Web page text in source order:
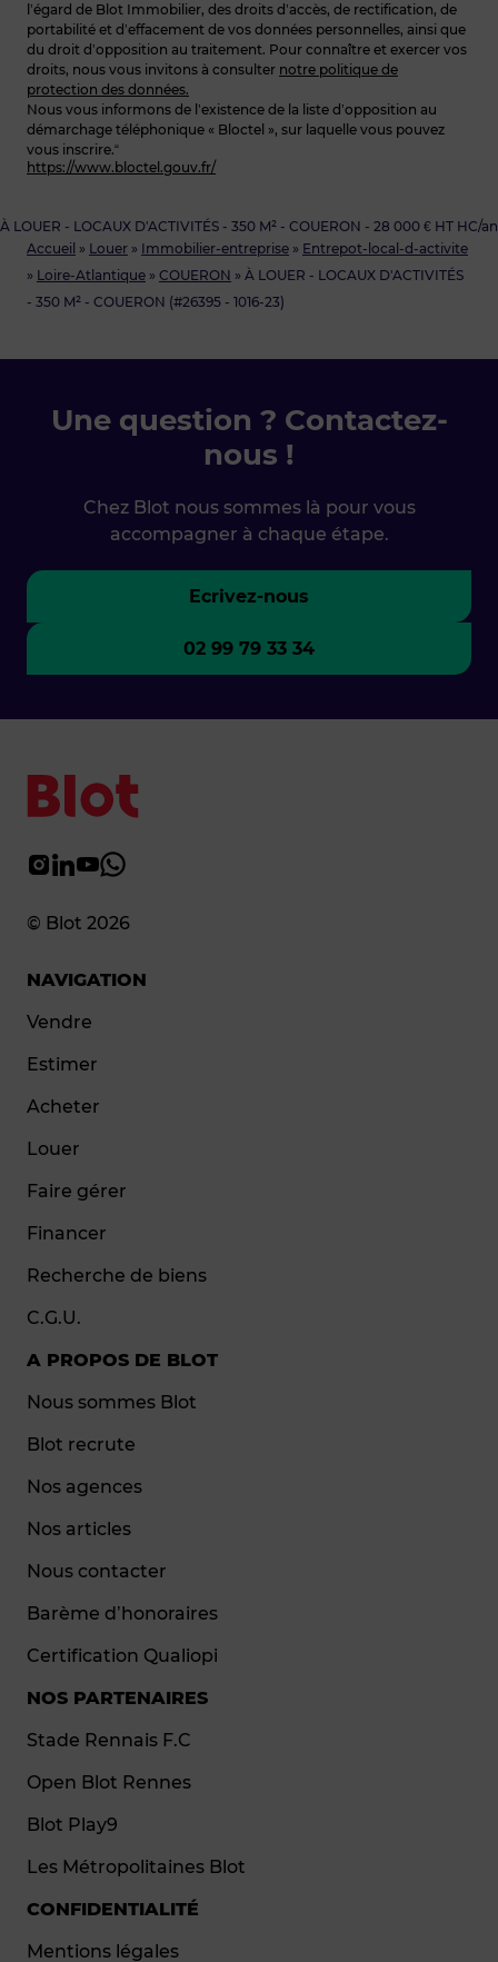
Accueil » Louer » Immobilier-entreprise » Entrepot-local-d-activite
» Loire-Atlantique » COUERON » À LOUER - LOCAUX D'ACTIVITÉS
- 350 M² - COUERON (#26395 - 1016-23)
À LOUER - LOCAUX D'ACTIVITÉS - 350 M² - COUERON - 28 000 € HT HC/an
l’égard de Blot Immobilier, des droits d’accès, de rectification, de
portabilité et d’effacement de vos données personnelles, ainsi que
du droit d’opposition au traitement. Pour connaître et exercer vos
droits, nous vous invitons à consulter notre politique de
protection des données.
Nous vous informons de l’existence de la liste d’opposition au
démarchage téléphonique « Bloctel », sur laquelle vous pouvez
vous inscrire.“
https://www.bloctel.gouv.fr/
Une question ? Contactez-
nous !
Chez Blot nous sommes là pour vous
accompagner à chaque étape.
Ecrivez-nous
02 99 79 33 34
© Blot 2026
NAVIGATION
Vendre
Estimer
Acheter
Louer
Faire gérer
Financer
Recherche de biens
C.G.U.
A PROPOS DE BLOT
Nous sommes Blot
Blot recrute
Nos agences
Nos articles
Nous contacter
Barème d’honoraires
Certification Qualiopi
NOS PARTENAIRES
Stade Rennais F.C
Open Blot Rennes
Blot Play9
Les Métropolitaines Blot
CONFIDENTIALITÉ
Mentions légales